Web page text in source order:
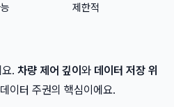
제한적
. 차량 제어 깊이 와 데이터 저장 위
이터 주권의 핵심이에요.